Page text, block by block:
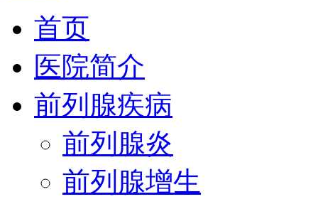
首页
医院简介
前列腺疾病
前列腺炎
前列腺增生